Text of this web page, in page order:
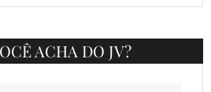
ACHA DO JV?